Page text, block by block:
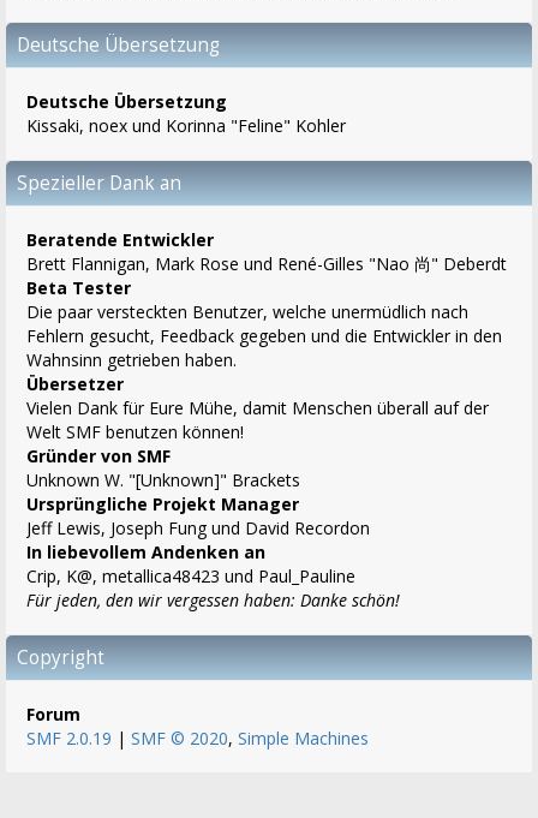
Deutsche Übersetzung
Deutsche Übersetzung
Kissaki, noex und Korinna "Feline" Kohler
Spezieller Dank an
Beratende Entwickler
Brett Flannigan, Mark Rose und René-Gilles "Nao 尚" Deberdt
Beta Tester
Die paar versteckten Benutzer, welche unermüdlich nach
Fehlern gesucht, Feedback gegeben und die Entwickler in den
Wahnsinn getrieben haben.
Übersetzer
Vielen Dank für Eure Mühe, damit Menschen überall auf der
Welt SMF benutzen können!
Gründer von SMF
Unknown W. "[Unknown]" Brackets
Ursprüngliche Projekt Manager
Jeff Lewis, Joseph Fung und David Recordon
In liebevollem Andenken an
Crip, K@, metallica48423 und Paul_Pauline
Für jeden, den wir vergessen haben: Danke schön!
Copyright
Forum
SMF 2.0.19 | SMF © 2020, Simple Machines